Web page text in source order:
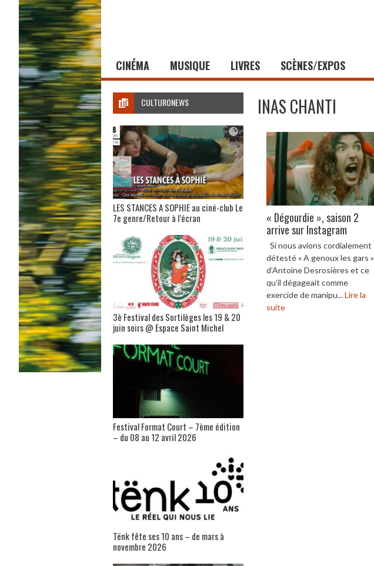
CINÉMA MUSIQUE LIVRES SCÈNES/EXPOS
INAS CHANTI
« Dégourdie », saison 2
arrive sur Instagram
Si nous avions cordialement
détesté « A genoux les gars »
d’Antoine Desrosières et ce
qu’il dégageait comme
exercide de manipu...Lire la
suite
CULTURONEWS
LES STANCES A SOPHIE au ciné-club Le
7e genre/Retour à l’écran
3è Festival des Sortilèges les 19 & 20
juin soirs @ Espace Saint Michel
Festival Format Court – 7ème édition
– du 08 au 12 avril 2026
Tënk fête ses 10 ans – de mars à
novembre 2026